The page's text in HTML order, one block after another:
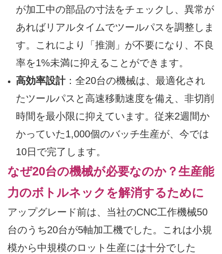
が加工中の部品の寸法をチェックし、異常が
あればリアルタイムでツールパスを調整しま
す。これにより「推測」が不要になり、不良
率を1%未満に抑えることができます。
高効率設計：全20台の機械は、最適化され
たツールパスと高速移動速度を備え、非切削
時間を最小限に抑えています。従来2週間か
かっていた1,000個のバッチ生産が、今では
10日で完了します。
なぜ20台の機械が必要なのか？生産能
力のボトルネックを解消するために
アップグレード前は、当社のCNC工作機械50
台のうち20台が5軸加工機でした。これは小規
模から中規模のロット生産には十分でした